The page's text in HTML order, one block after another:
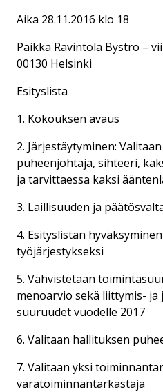
Aika 28.11.2016 klo 18
Paikka Ravintola Bystro –
00130 Helsinki
Esityslista
1. Kokouksen avaus
2. Järjestäytyminen:
puheenjohtaja, sihteeri,
ja tarvittaessa kaksi
3. Laillisuuden ja
4. Esityslistan
työjärjestykseksi
5. Vahvistetaan
menoarvio sekä liittymis- ja
suuruudet vuodelle 2017
6. Valitaan hallituksen
7. Valitaan yksi
varatoiminnantarkastaja